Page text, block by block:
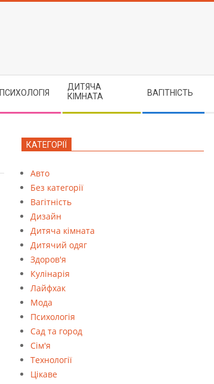
ПСИХОЛОГІЯ
ДИТЯЧА
КІМНАТА
ВАГІТНІСТЬ
КАТЕГОРІЇ
Авто
Без категорії
Вагітність
Дизайн
Дитяча кімната
Дитячий одяг
Здоров'я
Кулінарія
Лайфхак
Мода
Психологія
Сад та город
Сім'я
Технології
Цікаве